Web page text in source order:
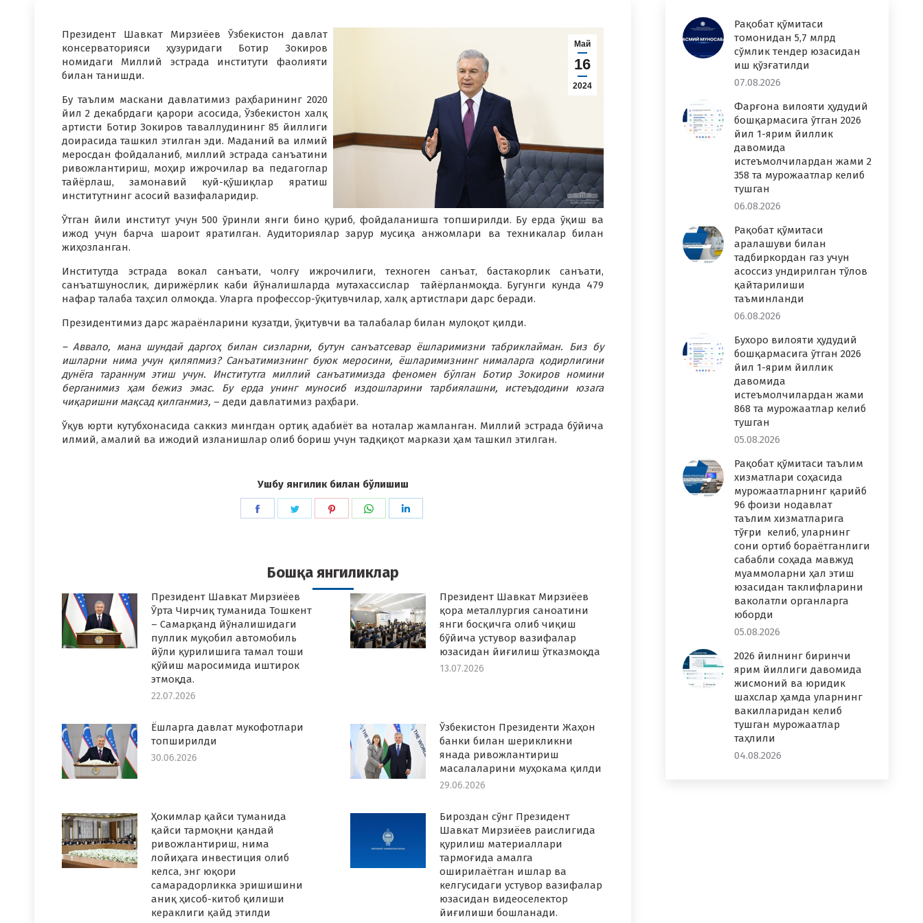
Май
16
2024
Президент Шавкат Мирзиёев Ўзбекистон давлат
консерваторияси ҳузуридаги Ботир Зокиров
номидаги Миллий эстрада институти фаолияти
билан танишди.
Бу таълим маскани давлатимиз раҳбарининг 2020
йил 2 декабрдаги қарори асосида, Ўзбекистон халқ
артисти Ботир Зокиров таваллудининг 85 йиллиги
доирасида ташкил этилган эди. Маданий ва илмий
меросдан фойдаланиб, миллий эстрада санъатини
ривожлантириш, моҳир ижрочилар ва педагоглар
тайёрлаш, замонавий куй-қўшиқлар яратиш
институтнинг асосий вазифаларидир.
Ўтган йили институт учун 500 ўринли янги бино қуриб, фойдаланишга топширилди. Бу ерда ўқиш ва
ижод учун барча шароит яратилган. Аудиториялар зарур мусиқа анжомлари ва техникалар билан
жиҳозланган.
Институтда эстрада вокал санъати, чолғу ижрочилиги, техноген санъат, бастакорлик санъати,
санъатшунослик, дирижёрлик каби йўналишларда мутахассислар тайёрланмоқда. Бугунги кунда 479
нафар талаба таҳсил олмоқда. Уларга профессор-ўқитувчилар, халқ артистлари дарс беради.
Президентимиз дарс жараёнларини кузатди, ўқитувчи ва талабалар билан мулоқот қилди.
– Аввало, мана шундай даргоҳ билан сизларни, бутун санъатсевар ёшларимизни табриклайман. Биз бу
ишларни нима учун қиляпмиз? Санъатимизнинг буюк меросини, ёшларимизнинг нималарга қодирлигини
дунёга тараннум этиш учун. Институтга миллий санъатимизда феномен бўлган Ботир Зокиров номини
берганимиз ҳам бежиз эмас. Бу ерда унинг муносиб издошларини тарбиялашни, истеъдодини юзага
чиқаришни мақсад қилганмиз, – деди давлатимиз раҳбари.
Ўқув юрти кутубхонасида саккиз мингдан ортиқ адабиёт ва ноталар жамланган. Миллий эстрада бўйича
илмий, амалий ва ижодий изланишлар олиб бориш учун тадқиқот маркази ҳам ташкил этилган.
Ушбу янгилик билан бўлишиш
Share
Share
Share
Share
Бошқа янгиликлар
Президент Шавкат Мирзиёев
Ўрта Чирчиқ туманида Тошкент
– Самарқанд йўналишидаги
пуллик муқобил автомобиль
йўли қурилишига тамал тоши
қўйиш маросимида иштирок
этмоқда.
22.07.2026
Президент Шавкат Мирзиёев
қора металлургия саноатини
янги босқичга олиб чиқиш
бўйича устувор вазифалар
юзасидан йиғилиш ўтказмоқда
13.07.2026
Ёшларга давлат мукофотлари
топширилди
30.06.2026
Ўзбекистон Президенти Жаҳон
банки билан шерикликни
янада ривожлантириш
масалаларини муҳокама қилди
29.06.2026
Ҳокимлар қайси туманида
қайси тармоқни қандай
ривожлантириш, нима
лойиҳага инвестиция олиб
келса, энг юқори
самарадорликка эришишини
аниқ ҳисоб-китоб қилиши
кераклиги қайд этилди
Бироздан сўнг Президент
Шавкат Мирзиёев раислигида
қурилиш материаллари
тармоғида амалга
оширилаётган ишлар ва
келгусидаги устувор вазифалар
юзасидан видеоселектор
йиғилиши бошланади.
Рақобат қўмитаси
томонидан 5,7 млрд
сўмлик тендер юзасидан
иш қўзғатилди
07.08.2026
Фарғона вилояти ҳудудий
бошқармасига ўтган 2026
йил 1-ярим йиллик
давомида
истеъмолчилардан жами 2
358 та мурожаатлар келиб
тушган
06.08.2026
Рақобат қўмитаси
аралашуви билан
тадбиркордан газ учун
асоссиз ундирилган тўлов
қайтарилиши
таъминланди
06.08.2026
Бухоро вилояти ҳудудий
бошқармасига ўтган 2026
йил 1-ярим йиллик
давомида
истеъмолчилардан жами
868 та мурожаатлар келиб
тушган
05.08.2026
Рақобат қўмитаси таълим
хизматлари соҳасида
мурожаатларнинг қарийб
96 фоизи нодавлат
таълим хизматларига
тўғри келиб, уларнинг
сони ортиб бораётганлиги
сабабли соҳада мавжуд
муаммоларни ҳал этиш
юзасидан таклифларини
ваколатли органларга
юборди
05.08.2026
2026 йилнинг биринчи
ярим йиллиги давомида
жисмоний ва юридик
шахслар ҳамда уларнинг
вакилларидан келиб
тушган мурожаатлар
таҳлили
04.08.2026